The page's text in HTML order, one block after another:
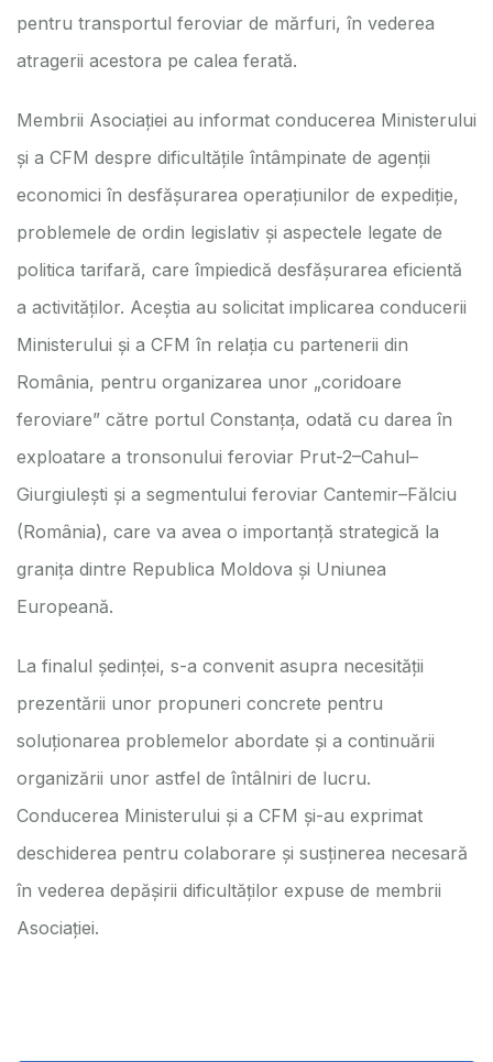
pentru transportul feroviar de mărfuri, în vederea
atragerii acestora pe calea ferată.
Membrii Asociației au informat conducerea Ministerului
și a CFM despre dificultățile întâmpinate de agenții
economici în desfășurarea operațiunilor de expediție,
problemele de ordin legislativ și aspectele legate de
politica tarifară, care împiedică desfășurarea eficientă
a activităților. Aceștia au solicitat implicarea conducerii
Ministerului și a CFM în relația cu partenerii din
România, pentru organizarea unor „coridoare
feroviare” către portul Constanța, odată cu darea în
exploatare a tronsonului feroviar Prut-2–Cahul–
Giurgiulești și a segmentului feroviar Cantemir–Fălciu
(România), care va avea o importanță strategică la
granița dintre Republica Moldova și Uniunea
Europeană.
La finalul ședinței, s-a convenit asupra necesității
prezentării unor propuneri concrete pentru
soluționarea problemelor abordate și a continuării
organizării unor astfel de întâlniri de lucru.
Conducerea Ministerului și a CFM și-au exprimat
deschiderea pentru colaborare și susținerea necesară
în vederea depășirii dificultăților expuse de membrii
Asociației.